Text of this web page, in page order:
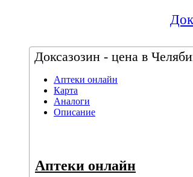
Доксазозин - цена в
Аптеки онлайн
Карта
Аналоги
Описание
Аптеки онлайн